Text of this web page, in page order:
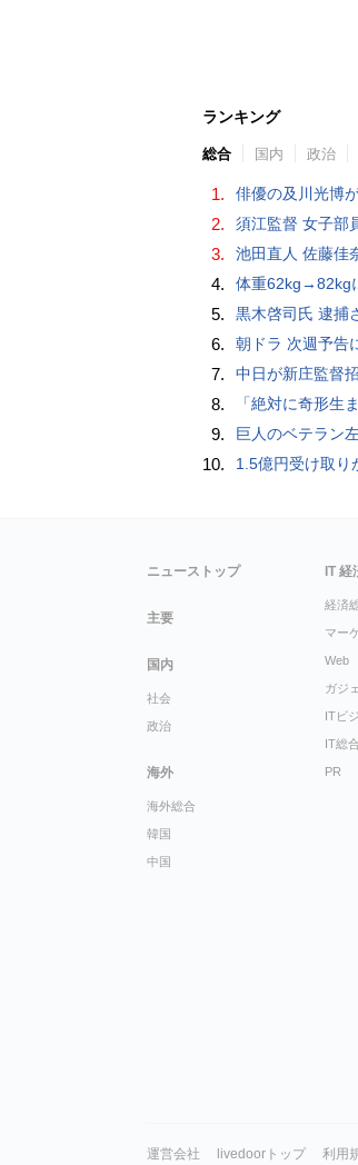
ランキング
総合 国内 政治
1. 俳優の及川光博
2. 須江監督 女子部
3. 池田直人 佐藤佳
4. 体重62kg→82kg
5. 黒木啓司氏 逮捕
6. 朝ドラ 次週予告
7. 中日が新庄監督
8. 「絶対に奇形生
9. 巨人のベテラン
10. 1.5億円受け取り
ニューストップ
主要
国内
社会
政治
海外
海外総合
韓国
中国
IT 経
経済
マー
Web
ガジ
ITビ
IT総合
PR
運営会社 livedoorトップ 利用